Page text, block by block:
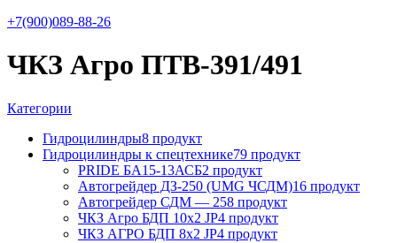
+7(900)089-88-26
ЧКЗ Агро ПТВ-391/491
Категории
Гидроцилиндры8 продукт
Гидроцилиндры к спецтехнике79 продукт
PRIDE БА15-13АСБ2 продукт
Автогрейдер ДЗ-250 (UMG ЧСДМ)16 продукт
Автогрейдер СДМ — 258 продукт
ЧКЗ Агро БДП 10х2 JP4 продукт
ЧКЗ АГРО БДП 8х2 JP4 продукт